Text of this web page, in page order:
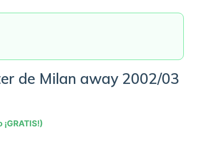
de Milan away 2002/03
¡GRATIS!)